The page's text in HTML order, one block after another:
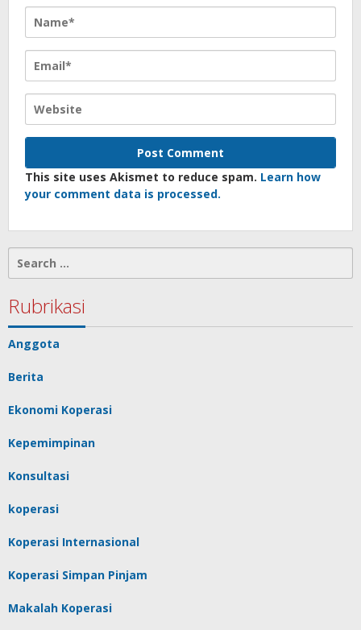
This site uses Akismet to reduce spam. Learn how
your comment data is processed.
for:
Rubrikasi
Anggota
Berita
Ekonomi Koperasi
Kepemimpinan
Konsultasi
koperasi
Koperasi Internasional
Koperasi Simpan Pinjam
Makalah Koperasi